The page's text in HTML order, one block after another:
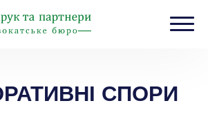
СПОРИ
СПОРИ